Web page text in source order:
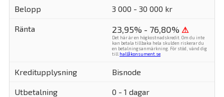
3 000 - 30 000 kr
23,95% - 76,80% ⚠
Det här är en högkostnadskredit. Om du inte
kan betala tillbaka hela skulden riskerar du
en betalningsanmärkning. För stöd, vänd dig
till hallåkonsument.se
Bisnode
0 - 1 dagar